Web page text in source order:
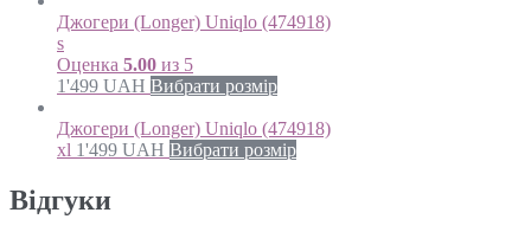
Джогери (Longer) Uniqlo (474918)
s
Оценка 5.00 из 5
1'499 UAH Вибрати розмір
Джогери (Longer) Uniqlo (474918)
xl 1'499 UAH Вибрати розмір
Відгуки